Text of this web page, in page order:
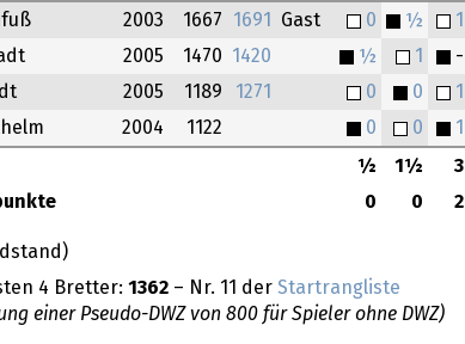
½ 1½ 3
0 0 2
2003 1667 1691 Gast 0 ½ 1
2005 1470 1420 ½ 1 -
2005 1189 1271 0 0 1
2004 1122 0 0 1
4 Bretter: 1362 – Nr. 11 der Startrangliste
einer Pseudo-DWZ von 800 für Spieler ohne DWZ)